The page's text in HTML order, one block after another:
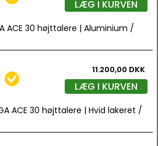
LÆG I KURVEN
ACE 30 højttalere | Aluminium /
11.200,00 DKK
LÆG I KURVEN
ACE 30 højttalere | Hvid lakeret /